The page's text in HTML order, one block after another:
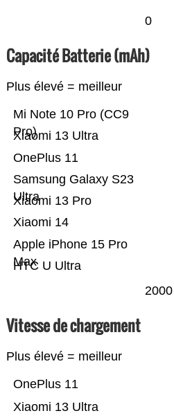
0
Capacité Batterie (mAh)
Plus élevé = meilleur
HTC U Ultra
Apple iPhone 15 Pro
Max
Xiaomi 14
Xiaomi 13 Pro
Samsung Galaxy S23
Ultra
OnePlus 11
Xiaomi 13 Ultra
Mi Note 10 Pro (CC9
Pro)
2000
Vitesse de chargement
Plus élevé = meilleur
Xiaomi 13 Ultra
OnePlus 11